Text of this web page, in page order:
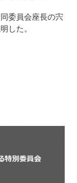
委員会座長の宍
した。